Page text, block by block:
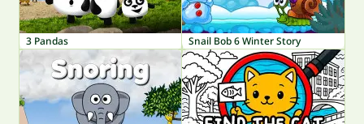
3 Pandas Snail Bob 6 Winter Story